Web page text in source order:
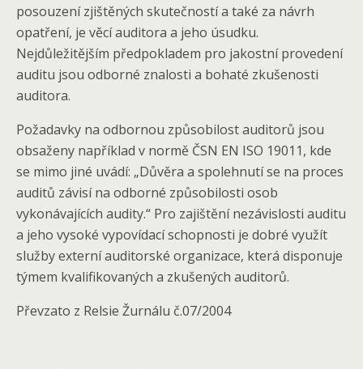
posouzení zjištěných skutečností a také za návrh
opatření, je věcí auditora a jeho úsudku.
Nejdůležitějším předpokladem pro jakostní provedení
auditu jsou odborné znalosti a bohaté zkušenosti
auditora.
Požadavky na odbornou způsobilost auditorů jsou
obsaženy například v normě ČSN EN ISO 19011, kde
se mimo jiné uvádí: „Důvěra a spolehnutí se na proces
auditů závisí na odborné způsobilosti osob
vykonávajících audity.“ Pro zajištění nezávislosti auditu
a jeho vysoké vypovídací schopnosti je dobré využít
služby externí auditorské organizace, která disponuje
týmem kvalifikovaných a zkušených auditorů.
Převzato z Relsie Žurnálu č.07/2004